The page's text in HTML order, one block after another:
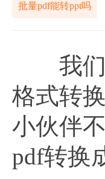
批量pdf能转ppt吗
我们
格式转
小伙伴
pdf转换